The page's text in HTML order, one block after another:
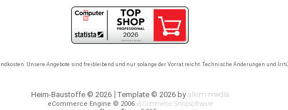
Unsere Angebote sind freibleibend und nur solange der Vorrat reicht. Technische Änderungen und
Heim-Baustoffe © 2026 Template © 2026 byalkim media
eCommerce Engine © 2006 xt:Commerce Shopsoftware